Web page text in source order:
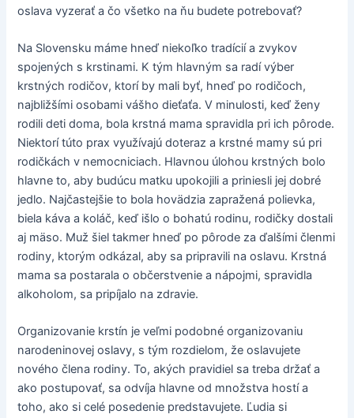
oslava vyzerať a čo všetko na ňu budete potrebovať?
Na Slovensku máme hneď niekoľko tradícií a zvykov
spojených s krstinami. K tým hlavným sa radí výber
krstných rodičov, ktorí by mali byť, hneď po rodičoch,
najbližšími osobami vášho dieťaťa. V minulosti, keď ženy
rodili deti doma, bola krstná mama spravidla pri ich pôrode.
Niektorí túto prax využívajú doteraz a krstné mamy sú pri
rodičkách v nemocniciach. Hlavnou úlohou krstných bolo
hlavne to, aby budúcu matku upokojili a priniesli jej dobré
jedlo. Najčastejšie to bola hovädzia zapražená polievka,
biela káva a koláč, keď išlo o bohatú rodinu, rodičky dostali
aj mäso. Muž šiel takmer hneď po pôrode za ďalšími členmi
rodiny, ktorým odkázal, aby sa pripravili na oslavu. Krstná
mama sa postarala o občerstvenie a nápojmi, spravidla
alkoholom, sa pripíjalo na zdravie.
Organizovanie krstín je veľmi podobné organizovaniu
narodeninovej oslavy, s tým rozdielom, že oslavujete
nového člena rodiny. To, akých pravidiel sa treba držať a
ako postupovať, sa odvíja hlavne od množstva hostí a
toho, ako si celé posedenie predstavujete. Ľudia si